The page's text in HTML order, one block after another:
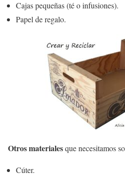
Cajas pequeñas (té o infusiones).
Papel de regalo.
Otros materialesque necesitamos
Cúter.